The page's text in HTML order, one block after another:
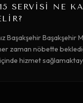
SERVISI NE
Başakşehir Başakşehir
zaman nöbette
hizmet